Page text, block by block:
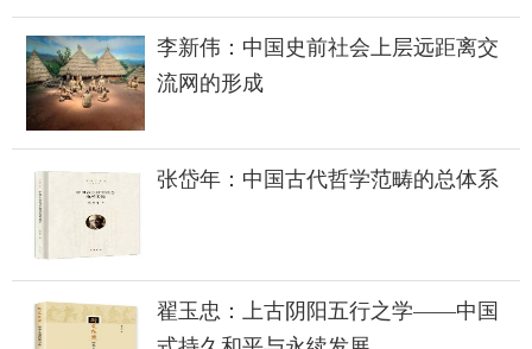
李新伟：中国史前社会上层远距离交
流网的形成
张岱年：中国古代哲学范畴的总体系
翟玉忠：上古阴阳五行之学——中国